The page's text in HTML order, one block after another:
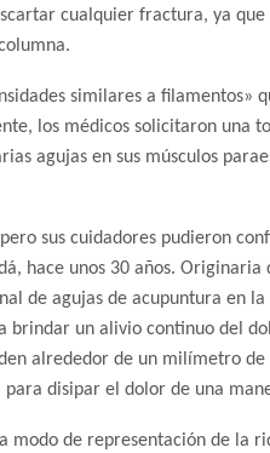
cualquier fractura, ya que
similares a filamentos»
los médicos solicitaron una
agujas en sus músculos
sus cuidadores pudieron
hace unos 30 años. Originaria
de agujas de acupuntura en
brindar un alivio continuo del
alrededor de un milímetro de
disipar el dolor de una
modo de representación de la